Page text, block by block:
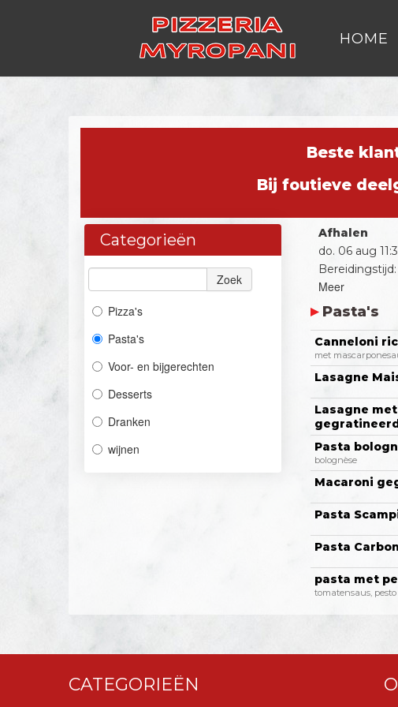
HOME
Beste
Bij foutieve
Categorieën
Zoek
Pizza's
Pasta's
Voor- en bijgerechten
Desserts
Dranken
wijnen
Afhalen
do. 06 aug
Meer
Pasta's
Canneloni
met
Lasagne
Lasagne
Pasta
bolognèse
Macaroni
Pasta
Pasta
pasta met
tomatensaus,
CATEGORIEËN